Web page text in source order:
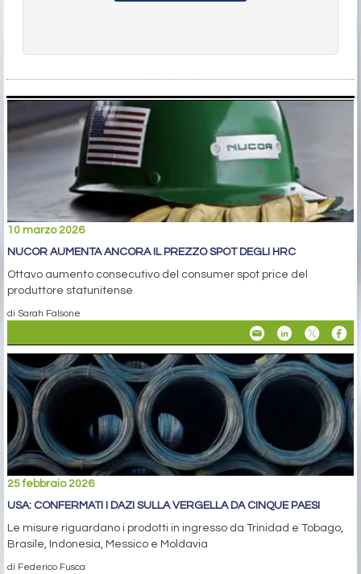
10 marzo 2026
NUCOR AUMENTA ANCORA IL PREZZO SPOT DEGLI HRC
Ottavo aumento consecutivo del consumer spot price del
produttore statunitense
di Sarah Falsone
25 febbraio 2026
USA: CONFERMATI I DAZI SULLA VERGELLA DA CINQUE PAESI
Le misure riguardano i prodotti in ingresso da Trinidad e Tobago,
Brasile, Indonesia, Messico e Moldavia
di Federico Fusca